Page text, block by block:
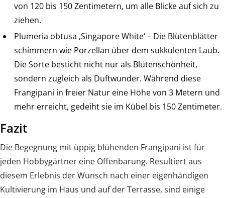
von 120 bis 150 Zentimetern, um alle Blicke auf sich zu
ziehen.
Plumeria obtusa ‚Singapore White‘ – Die Blütenblätter
schimmern wie Porzellan über dem sukkulenten Laub.
Die Sorte besticht nicht nur als Blütenschönheit,
sondern zugleich als Duftwunder. Während diese
Frangipani in freier Natur eine Höhe von 3 Metern und
mehr erreicht, gedeiht sie im Kübel bis 150 Zentimeter.
Fazit
Die Begegnung mit üppig blühenden Frangipani ist für
jeden Hobbygärtner eine Offenbarung. Resultiert aus
diesem Erlebnis der Wunsch nach einer eigenhändigen
Kultivierung im Haus und auf der Terrasse, sind einige